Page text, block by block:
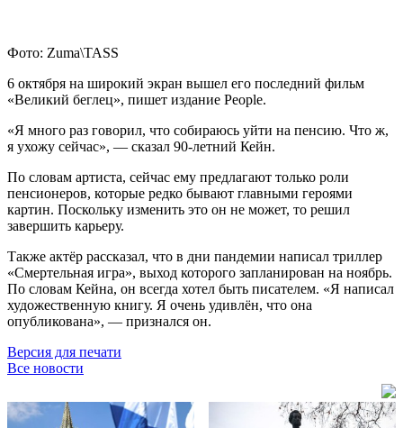
Фото: Zuma\TASS
6 октября на широкий экран вышел его последний фильм
«Великий беглец», пишет издание People.
«Я много раз говорил, что собираюсь уйти на пенсию. Что ж,
я ухожу сейчас», — сказал 90-летний Кейн.
По словам артиста, сейчас ему предлагают только роли
пенсионеров, которые редко бывают главными героями
картин. Поскольку изменить это он не может, то решил
завершить карьеру.
Также актёр рассказал, что в дни пандемии написал триллер
«Смертельная игра», выход которого запланирован на ноябрь.
По словам Кейна, он всегда хотел быть писателем. «Я написал
художественную книгу. Я очень удивлён, что она
опубликована», — признался он.
Версия для печати
Все новости